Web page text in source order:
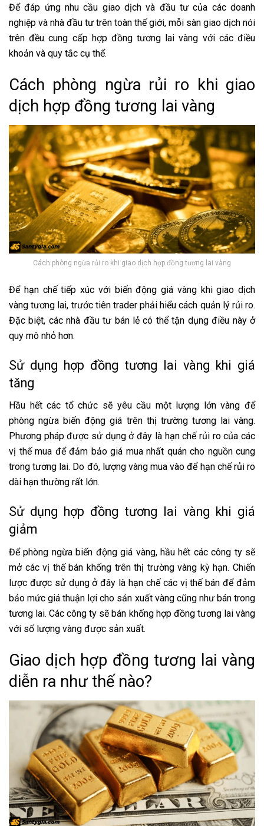
Để đáp ứng nhu cầu giao dịch và đầu tư của các doanh
nghiệp và nhà đầu tư trên toàn thế giới, mỗi sàn giao dịch nói
trên đều cung cấp hợp đồng tương lai vàng với các điều
khoản và quy tắc cụ thể.
Cách phòng ngừa rủi ro khi giao
dịch hợp đồng tương lai vàng
Cách phòng ngừa rủi ro khi giao dịch hợp đồng tương lai vàng
Để hạn chế tiếp xúc với biến động giá vàng khi giao dịch
vàng tương lai, trước tiên trader phải hiểu cách quản lý rủi ro.
Đặc biệt, các nhà đầu tư bán lẻ có thể tận dụng điều này ở
quy mô nhỏ hơn.
Sử dụng hợp đồng tương lai vàng khi giá
tăng
Hầu hết các tổ chức sẽ yêu cầu một lượng lớn vàng để
phòng ngừa biến động giá trên thị trường tương lai vàng.
Phương pháp được sử dụng ở đây là hạn chế rủi ro của các
vị thế mua để đảm bảo giá mua nhất quán cho nguồn cung
trong tương lai. Do đó, lượng vàng mua vào để hạn chế rủi ro
dài hạn thường rất lớn.
Sử dụng hợp đồng tương lai vàng khi giá
giảm
Để phòng ngừa biến động giá vàng, hầu hết các công ty sẽ
mở các vị thế bán khống trên thị trường vàng kỳ hạn. Chiến
lược được sử dụng ở đây là hạn chế các vị thế bán để đảm
bảo mức giá thuận lợi cho sản xuất vàng cũng như bán trong
tương lai. Các công ty sẽ bán khống hợp đồng tương lai vàng
với số lượng vàng được sản xuất.
Giao dịch hợp đồng tương lai vàng
diễn ra như thế nào?